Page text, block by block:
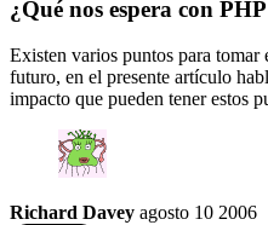
¿Qué nos espera con
Existen varios puntos para tomar
futuro, en el presente artículo
impacto que pueden tener estos
Richard Davey agosto 10 2006